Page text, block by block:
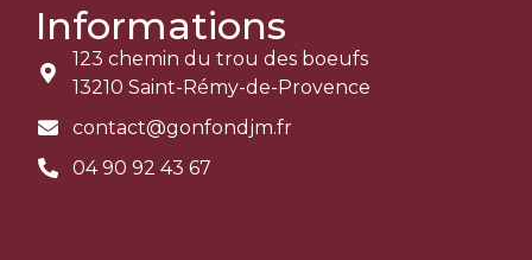
Informations
123 chemin du trou des boeufs
13210 Saint-Rémy-de-Provence
contact@gonfondjm.fr
04 90 92 43 67